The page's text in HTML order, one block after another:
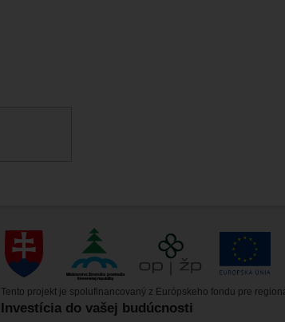
Tento projekt je spolufinancovaný z Európskeho fondu pre
Investícia do vašej budúcnosti